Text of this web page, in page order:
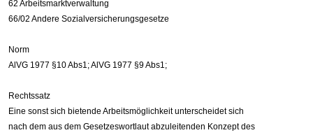
62 Arbeitsmarktverwaltung
66/02 Andere Sozialversicherungsgesetze
Norm
AlVG 1977 §10 Abs1; AlVG 1977 §9 Abs1;
Rechtssatz
Eine sonst sich bietende Arbeitsmöglichkeit unterscheidet sich
nach dem aus dem Gesetzeswortlaut abzuleitenden Konzept des